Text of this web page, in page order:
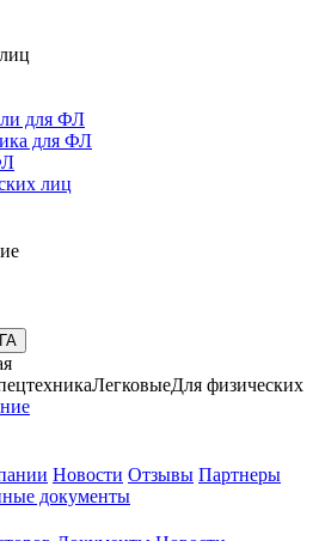
для ФЛ
для ФЛ
лиц
ЛегковыеДля физических
Новости Отзывы Партнеры
документы